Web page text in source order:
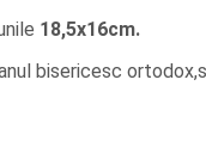
18,5x16cm.
bisericesc